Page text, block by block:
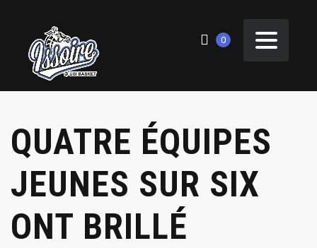
0
QUATRE ÉQUIPES
JEUNES SUR SIX
ONT BRILLÉ